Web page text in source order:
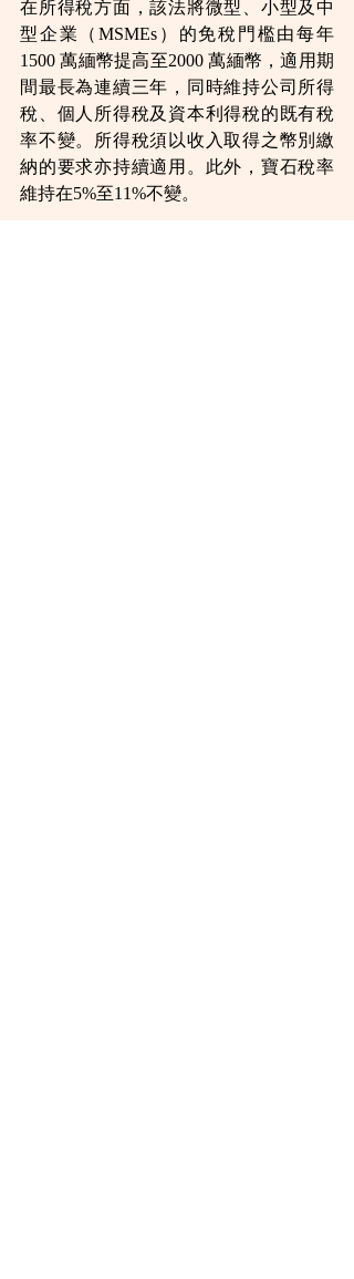
在所得稅方面，該法將微型、小型及中
型企業（MSMEs）的免稅門檻由每年
1500 萬緬幣提高至2000 萬緬幣，適用期
間最長為連續三年，同時維持公司所得
稅、個人所得稅及資本利得稅的既有稅
率不變。所得稅須以收入取得之幣別繳
納的要求亦持續適用。此外，寶石稅率
維持在5%至11%不變。